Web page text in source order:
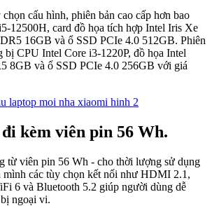
cấu hình, phiên bản cao cấp hơn bao
12500H, card đồ họa tích hợp Intel Iris Xe
16GB và ổ SSD PCIe 4.0 512GB. Phiên
bị CPU Intel Core i3-1220P, đồ họa Intel
8GB và ổ SSD PCIe 4.0 256GB với giá
kèm viên pin 56 Wh.
từ viên pin 56 Wh - cho thời lượng sử dụng
mình các tùy chọn kết nối như HDMI 2.1,
6 và Bluetooth 5.2 giúp người dùng dễ
ngoại vi.